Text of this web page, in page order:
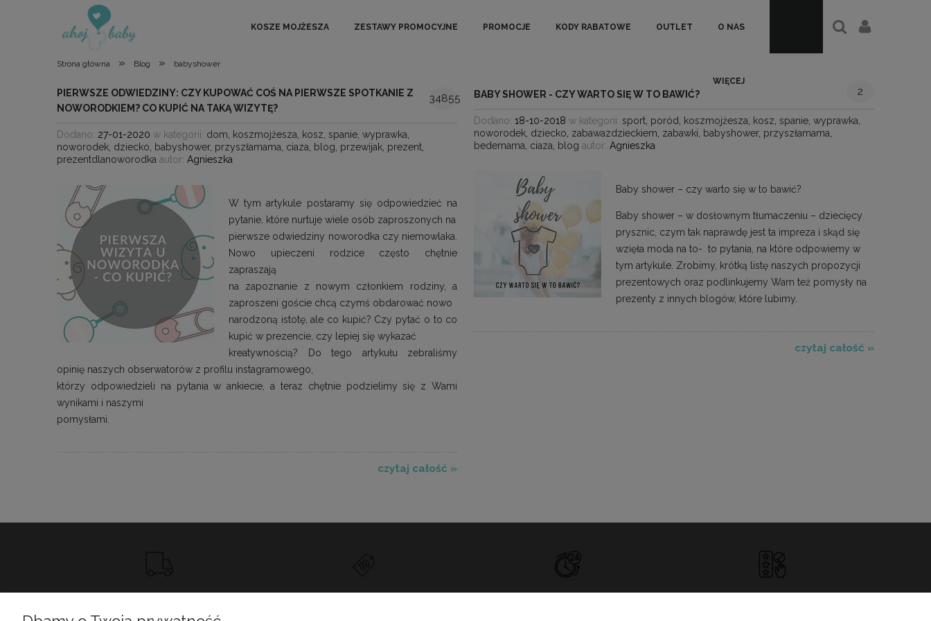
KOSZE MOJŻESZA ZESTAWY PROMOCYJNE PROMOCJE KODY RABATOWE OUTLET O NAS
WIĘCEJ
Strona główna » Blog » babyshower
PIERWSZE ODWIEDZINY: CZY KUPOWAĆ COŚ NA PIERWSZE SPOTKANIE Z
NOWORODKIEM? CO KUPIĆ NA TAKĄ WIZYTĘ?
34855
Dodano: 27-01-2020 w kategorii: dom, koszmojżesza, kosz, spanie, wyprawka,
noworodek, dziecko, babyshower, przyszłamama, ciaza, blog, przewijak, prezent,
prezentdlanoworodka autor: Agnieszka
W tym artykule postaramy się odpowiedzieć na
pytanie, które nurtuje wiele osób zaproszonych na
pierwsze odwiedziny noworodka czy niemowlaka.
Nowo upieczeni rodzice często chętnie
zapraszają
na zapoznanie z nowym członkiem rodziny, a
zaproszeni goście chcą czymś obdarować nowo
narodzoną istotę, ale co kupić? Czy pytać o to co
kupić w prezencie, czy lepiej się wykazać
kreatywnością? Do tego artykułu zebraliśmy
opinię naszych obserwatorów z profilu instagramowego,
którzy odpowiedzieli na pytania w ankiecie, a teraz chętnie podzielimy się z Wami
wynikami i naszymi
pomysłami.
czytaj całość »
BABY SHOWER - CZY WARTO SIĘ W TO BAWIĆ? 2
Dodano: 18-10-2018 w kategorii: sport, poród, koszmojżesza, kosz, spanie, wyprawka,
noworodek, dziecko, zabawazdzieckiem, zabawki, babyshower, przyszłamama,
bedemama, ciaza, blog autor: Agnieszka
Baby shower – czy warto się w to bawić?
Baby shower – w dosłownym tłumaczeniu – dziecięcy
prysznic, czym tak naprawdę jest ta impreza i skąd się
wzięła moda na to- to pytania, na które odpowiemy w
tym artykule. Zrobimy, krótką listę naszych propozycji
prezentowych oraz podlinkujemy Wam też pomysły na
prezenty z innych blogów, które lubimy.
czytaj całość »